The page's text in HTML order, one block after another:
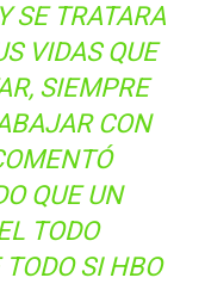
SE TRATARA
VIDAS QUE
SIEMPRE
CON
QUE UN
TODO
SI HBO